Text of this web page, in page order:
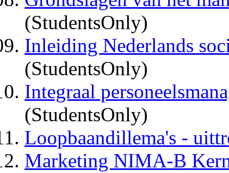
(StudentsOnly)
Inleiding Nederlands
(StudentsOnly)
Integraal
(StudentsOnly)
Loopbaandillema's -
Marketing NIMA-B